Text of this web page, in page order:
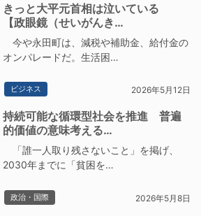
きっと大平元首相は泣いている
【政眼鏡（せいがんき…
今や永田町は、減税や補助金、給付金の
オンパレードだ。生活困…
ビジネス 2026年5月12日
持続可能な循環型社会を推進 普遍
的価値の意味考える…
「誰一人取り残さないこと」を掲げ、
2030年までに「貧困を…
政治・国際 2026年5月8日